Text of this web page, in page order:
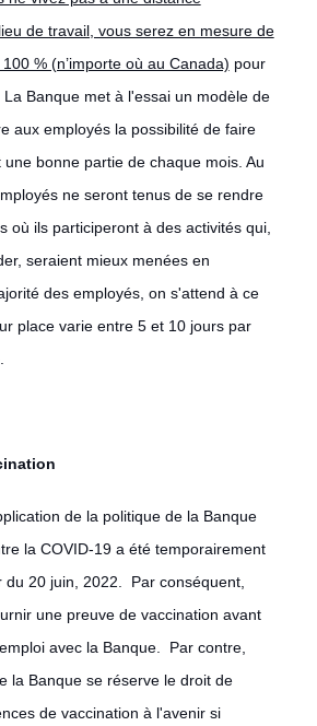
de travail, vous serez en mesure de
% (n’importe où au Canada) pour
Banque met à l'essai un modèle de
aux employés la possibilité de faire
bonne partie de chaque mois. Au
ne seront tenus de se rendre
où ils participeront à des activités qui,
seraient mieux menées en
des employés, on s'attend à ce
place varie entre 5 et 10 jours par
de la politique de la Banque
la COVID-19 a été temporairement
du 20 juin, 2022. Par conséquent,
une preuve de vaccination avant
avec la Banque. Par contre,
la Banque se réserve le droit de
de vaccination à l'avenir si